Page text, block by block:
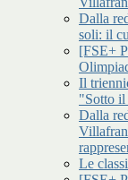
Dalla
soli: il
[FSE+
Il
"Sotto il
Dalla
Le